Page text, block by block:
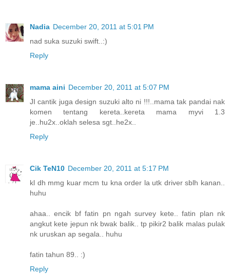
Nadia December 20, 2011 at 5:01 PM
nad suka suzuki swift..:)
Reply
mama aini December 20, 2011 at 5:07 PM
JI cantik juga design suzuki alto ni !!!..mama tak pandai nak
komen tentang kereta..kereta mama myvi 1.3
je..hu2x..oklah selesa sgt..he2x..
Reply
Cik TeN10 December 20, 2011 at 5:17 PM
kl dh mmg kuar mcm tu kna order la utk driver sblh kanan..
huhu
ahaa.. encik bf fatin pn ngah survey kete.. fatin plan nk
angkut kete jepun nk bwak balik.. tp pikir2 balik malas pulak
nk uruskan ap segala.. huhu
fatin tahun 89.. :)
Reply